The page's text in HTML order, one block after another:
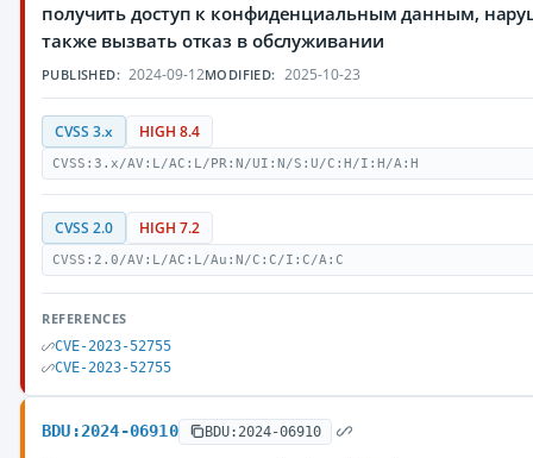
получить доступ к конфиденциальным данным,
также вызвать отказ в обслуживании
PUBLISHED: 2024-09-12MODIFIED: 2025-10-23
CVSS 3.x HIGH 8.4
CVSS:3.x/AV:L/AC:L/PR:N/UI:N/S:U/C:H/I:H/A:H
CVSS 2.0 HIGH 7.2
CVSS:2.0/AV:L/AC:L/Au:N/C:C/I:C/A:C
REFERENCES
CVE-2023-52755
CVE-2023-52755
BDU:2024-06910 BDU:2024-06910